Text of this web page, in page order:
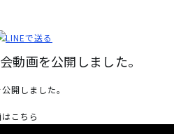
動画を公開しました。
開しました。
こちら